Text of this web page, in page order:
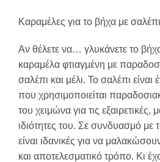
price
was:
3.40€.
τρέχουσα
τιμή
είναι:
3.06€.
Καραμέλες για το βήχα με
Αν θέλετε να… γλυκάνετε το
καραμέλα φτιαγμένη με
σαλέπι και μέλι. Το σαλέπι είναι
που χρησιμοποιείται
του χειμώνα για τις εξαιρετικές,
ιδιότητες του. Σε συνδυασμό με
είναι ιδανικές για να
και αποτελεσματικό τρόπο. Κι